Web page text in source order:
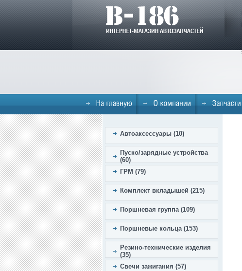
Автоаксессуары (10)
Пуско/зарядные устройства
(60)
ГРМ (79)
Комплект вкладышей (215)
Поршневая группа (109)
Поршневые кольца (153)
Резино-технические изделия
(35)
Свечи зажигания (57)